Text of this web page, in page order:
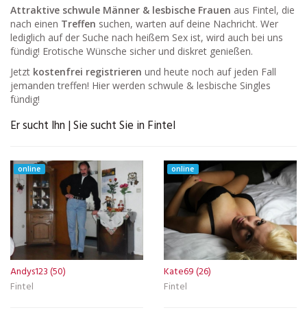
Attraktive schwule Männer & lesbische Frauen aus Fintel, die
nach einen Treffen suchen, warten auf deine Nachricht. Wer
lediglich auf der Suche nach heißem Sex ist, wird auch bei uns
fündig! Erotische Wünsche sicher und diskret genießen.
Jetzt kostenfrei registrieren und heute noch auf jeden Fall
jemanden treffen! Hier werden schwule & lesbische Singles
fündig!
Er sucht Ihn | Sie sucht Sie in Fintel
online
Andys123 (50)
Fintel
online
Kate69 (26)
Fintel